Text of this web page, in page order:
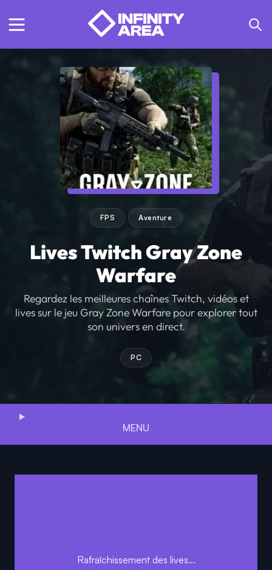
FPS Aventure
Lives Twitch Gray Zone
Warfare
Regardez les meilleures chaînes Twitch, vidéos et
lives sur le jeu Gray Zone Warfare pour explorer tout
son univers en direct.
PC
MENU
Rafraîchissement des lives...